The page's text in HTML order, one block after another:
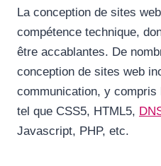
La conception de sites
compétence technique,
être accablantes. De
conception de sites web
communication, y
tel que CSS5, HTML5,
Javascript, PHP, etc.